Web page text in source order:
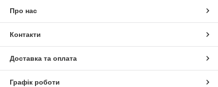
Про нас
Контакти
Доставка та оплата
Графік роботи